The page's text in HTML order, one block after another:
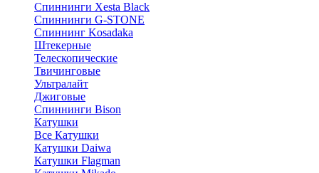
Спиннинги Xesta Black
Спиннинги G-STONE
Спиннинг Kosadaka
Штекерные
Телескопические
Твичинговые
Ультралайт
Джиговые
Спиннинги Bison
Катушки
Все Катушки
Катушки Daiwa
Катушки Flagman